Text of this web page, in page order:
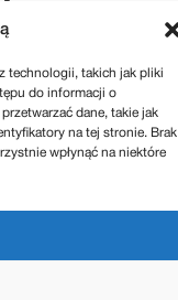
technologii, takich jak pliki
do informacji o
dane, takie jak
na tej stronie. Brak
wpłynąć na niektóre